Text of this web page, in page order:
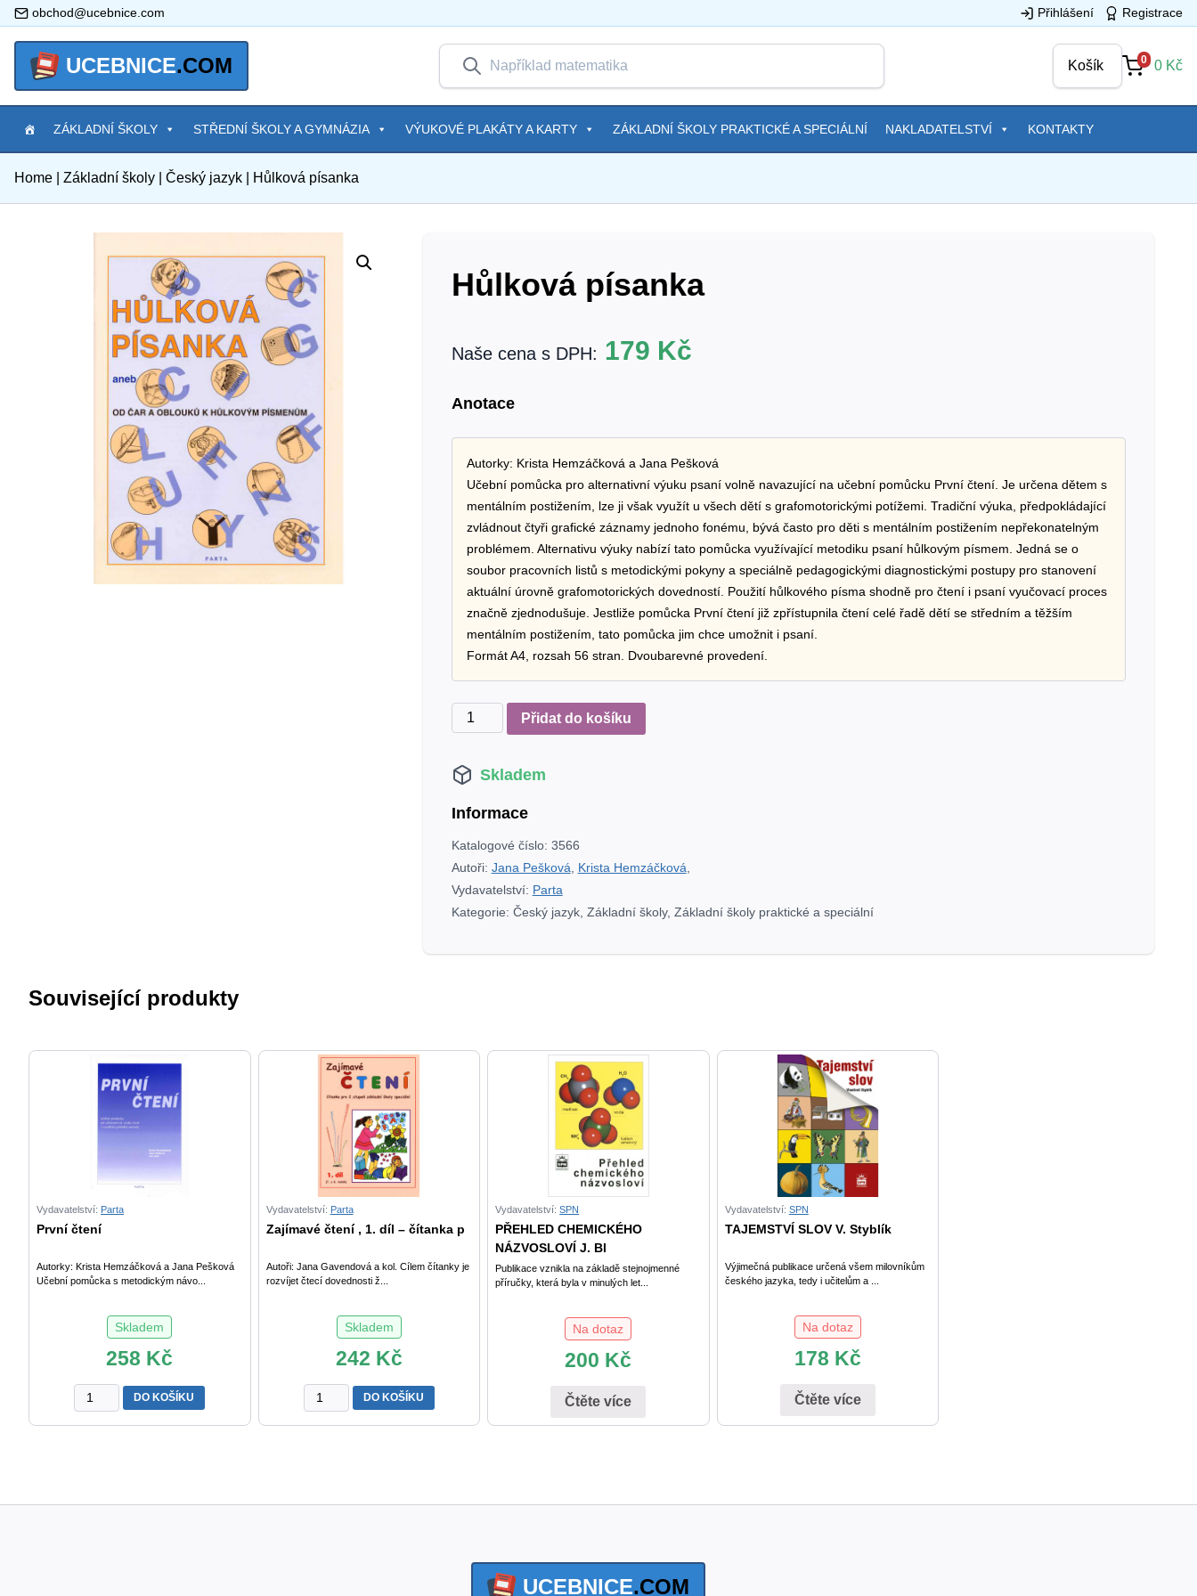
obchod@ucebnice.com Přihlášení Registrace
UCEBNICE.COM Košík 0 0 Kč
ZÁKLADNÍ ŠKOLY STŘEDNÍ ŠKOLY A GYMNÁZIA VÝUKOVÉ PLAKÁTY A KARTY ZÁKLADNÍ ŠKOLY PRAKTICKÉ A SPECIÁLNÍ NAKLADATELSTVÍ KONTAKTY
Home Základní školy Český jazyk Hůlková písanka
Hůlková písanka
Naše cena s DPH: 179 Kč
Anotace
Autorky: Krista Hemzáčková a Jana Pešková
Učební pomůcka pro alternativní výuku psaní volně navazující na učební pomůcku První čtení. Je určena dětem s
mentálním postižením, lze ji však využít u všech dětí s grafomotorickými potížemi. Tradiční výuka, předpokládající
zvládnout čtyři grafické záznamy jednoho fonému, bývá často pro děti s mentálním postižením nepřekonatelným
problémem. Alternativu výuky nabízí tato pomůcka využívající metodiku psaní hůlkovým písmem. Jedná se o
soubor pracovních listů s metodickými pokyny a speciálně pedagogickými diagnostickými postupy pro stanovení
aktuální úrovně grafomotorických dovedností. Použití hůlkového písma shodně pro čtení i psaní vyučovací proces
značně zjednodušuje. Jestliže pomůcka První čtení již zpřístupnila čtení celé řadě dětí se středním a těžším
mentálním postižením, tato pomůcka jim chce umožnit i psaní.
Formát A4, rozsah 56 stran. Dvoubarevné provedení.
Hůlková
písanka
Přidat do košíku
Skladem
Informace
Katalogové číslo: 3566
Autoři: Jana Pešková Krista Hemzáčková
Vydavatelství: Parta
Kategorie: Český jazyk, Základní školy, Základní školy praktické a speciální
Související produkty
Vydavatelství: Parta
První čtení
Autorky: Krista Hemzáčková a Jana Pešková
Učební pomůcka s metodickým návo...
Skladem
258 Kč
První
čtení
množství
DO KOŠÍKU
Vydavatelství: Parta
Zajímavé čtení , 1. díl – čítanka p
Autoři: Jana Gavendová a kol. Cílem čítanky je
rozvíjet čtecí dovednosti ž...
Skladem
242 Kč
Zajímavé
čtení
,
čítanka
DO KOŠÍKU
Vydavatelství:SPN
PŘEHLED CHEMICKÉHO
NÁZVOSLOVÍ J. Bl
Publikace vznikla na základě stejnojmenné
příručky, která byla v minulých let...
Na dotaz
200 Kč
Čtěte více
Vydavatelství: SPN
TAJEMSTVÍ SLOV V. Styblík
Výjimečná publikace určená všem milovníkům
českého jazyka, tedy i učitelům a ...
Na dotaz
178 Kč
Čtěte více
UCEBNICE.COM